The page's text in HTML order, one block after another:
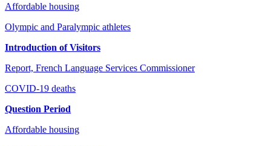
Affordable housing
Olympic and Paralympic athletes
Introduction of Visitors
Report, French Language Services Commissioner
COVID-19 deaths
Question Period
Affordable housing